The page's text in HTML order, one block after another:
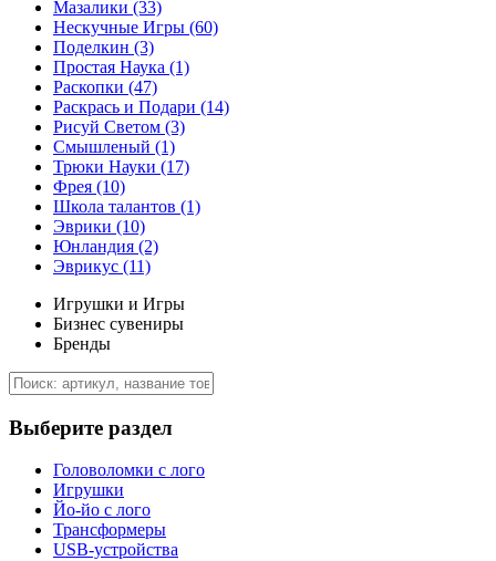
Мазалики (33)
Нескучные Игры (60)
Поделкин (3)
Простая Наука (1)
Раскопки (47)
Раскрась и Подари (14)
Рисуй Светом (3)
Смышленый (1)
Трюки Науки (17)
Фрея (10)
Школа талантов (1)
Эврики (10)
Юнландия (2)
Эврикус (11)
Игрушки и Игры
Бизнес сувениры
Бренды
Выберите раздел
Головоломки с лого
Игрушки
Йо-йо с лого
Трансформеры
USB-устройства